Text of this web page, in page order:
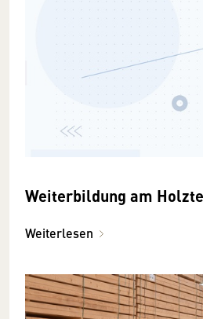
Weiterbildung am
Weiterlesen